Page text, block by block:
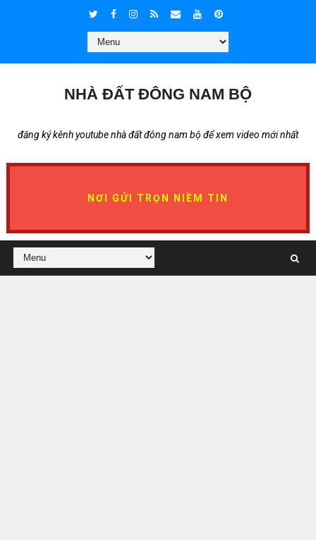
NHÀ ĐẤT ĐÔNG NAM BỘ
đăng ký kênh youtube nhà đất đông nam bộ để xem video mới nhất
NƠI GỬI TRỌN NIỀM TIN